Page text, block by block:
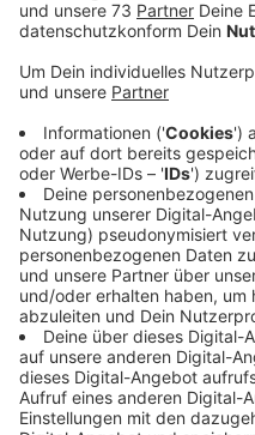
Die "Etage3
professionell
Bewerbungsfrist für ein
läuft bis 15. September.
Studierenden der
alle Studierenden, die in
Berufstätige aus
Meisterschule
ein Stipendium zu
Erfolgen zählen bei der
oder absolvierte
soziales Engagement